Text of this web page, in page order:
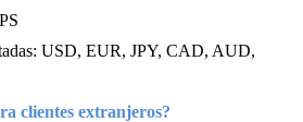
USD, EUR, JPY, CAD, AUD,
clientes extranjeros?